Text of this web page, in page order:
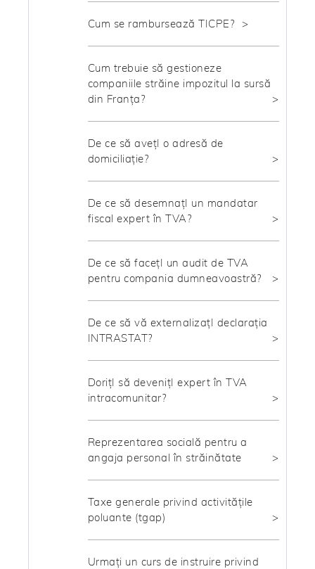
Cum se rambursează TICPE?
Cum trebuie să gestioneze
companiile străine impozitul la sursă
din Franța?
De ce să avețI o adresă de
domiciliație?
De ce să desemnațI un mandatar
fiscal expert în TVA?
De ce să facețI un audit de TVA
pentru compania dumneavoastră?
De ce să vă externalizațI declarația
INTRASTAT?
DorițI să devenițI expert în TVA
intracomunitar?
Reprezentarea socială pentru a
angaja personal în străinătate
Taxe generale privind activitățile
poluante (tgap)
Urmați un curs de instruire privind